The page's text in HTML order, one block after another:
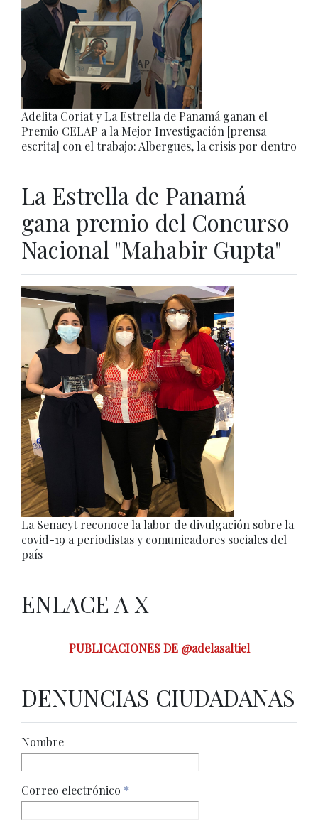
Adelita Coriat y La Estrella de Panamá ganan el
Premio CELAP a la Mejor Investigación [prensa
escrita] con el trabajo: Albergues, la crisis por dentro
La Estrella de Panamá
gana premio del Concurso
Nacional "Mahabir Gupta"
La Senacyt reconoce la labor de divulgación sobre la
covid-19 a periodistas y comunicadores sociales del
país
ENLACE A X
PUBLICACIONES DE @adelasaltiel
DENUNCIAS CIUDADANAS
Nombre
Correo electrónico *